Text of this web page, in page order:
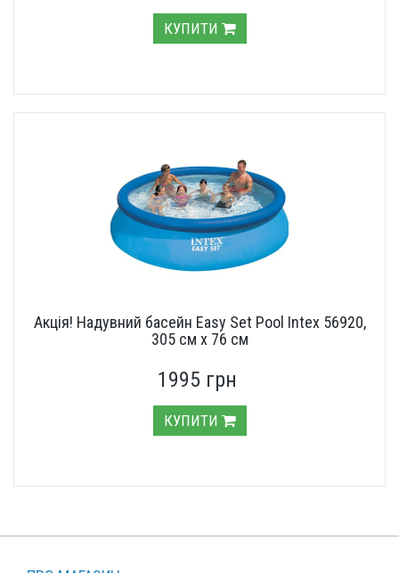
КУПИТИ
Акція! Надувний басейн Easy Set Pool Intex 56920,
305 см х 76 см
1995 грн
КУПИТИ